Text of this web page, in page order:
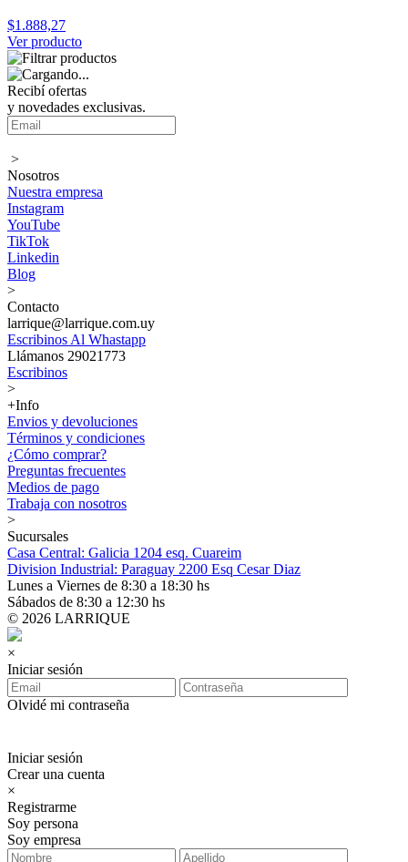
$1.888,27
Ver producto
Recibí ofertas
y novedades exclusivas.
>
Nosotros
Nuestra empresa
Instagram
YouTube
TikTok
Linkedin
Blog
>
Contacto
larrique@larrique.com.uy
Escribinos Al Whastapp
Llámanos 29021773
Escribinos
>
+Info
Envios y devoluciones
Términos y condiciones
¿Cómo comprar?
Preguntas frecuentes
Medios de pago
Trabaja con nosotros
>
Sucursales
Casa Central: Galicia 1204 esq. Cuareim
Division Industrial: Paraguay 2200 Esq Cesar Diaz
Lunes a Viernes de 8:30 a 18:30 hs
Sábados de 8:30 a 12:30 hs
© 2026 LARRIQUE
×
Iniciar sesión
Olvidé mi contraseña
Iniciar sesión
Crear una cuenta
×
Registrarme
Soy persona
Soy empresa